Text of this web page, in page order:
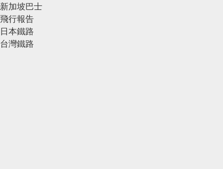
新加坡巴士
飛行報告
日本鐵路
台灣鐵路